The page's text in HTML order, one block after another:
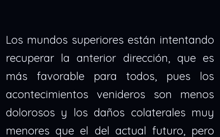
Los mundos superiores están intentando
recuperar la anterior dirección, que es
más favorable para todos, pues los
acontecimientos venideros son menos
dolorosos y los daños colaterales muy
menores que el del actual futuro, pero